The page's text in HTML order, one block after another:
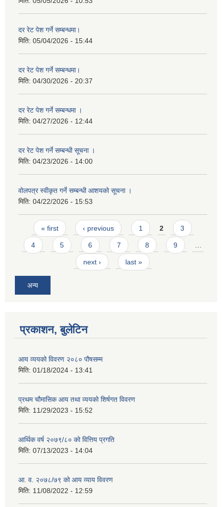
दर रेट पेश गर्ने सम्बन्धमा।
मिति: 05/04/2026 - 15:44
दर रेट पेश गर्ने सम्बन्धमा।
मिति: 04/30/2026 - 20:37
दर रेट पेश गर्ने सम्बन्धमा ।
मिति: 04/27/2026 - 12:44
दर रेट पेश गर्ने सम्बन्धी सूचना ।
मिति: 04/23/2026 - 14:00
वोलपत्र स्वीकृत गर्ने सम्बन्धी आशयको सूचना ।
मिति: 04/22/2026 - 15:53
Pages
« first ‹ previous 1 2 3
4 5 6 7 8 9 …
next › last »
अन्य
प्रकाशन, बुलेटिन
आय व्ययको विवरण २०८० पौषसम्म
मिति: 01/18/2024 - 13:41
प्रथम चौमासिक आय तथा व्ययको शिर्षगत विवरण
मिति: 11/29/2023 - 15:52
आर्थिक वर्ष २०७९/८० को वित्तिय प्रगति
मिति: 07/13/2023 - 14:04
आ. व. २०७८/७९ को आय व्याय विवरण
मिति: 11/08/2022 - 12:59